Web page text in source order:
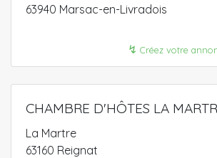
63940 Marsac-en-Livradois
↯ Créez votre
CHAMBRE D'HÔTES LA
La Martre
63160 Reignat